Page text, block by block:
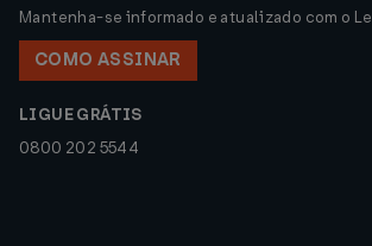
Mantenha-se informado e atualizado com o
COMO ASSINAR
LIGUE GRÁTIS
0800 202 5544